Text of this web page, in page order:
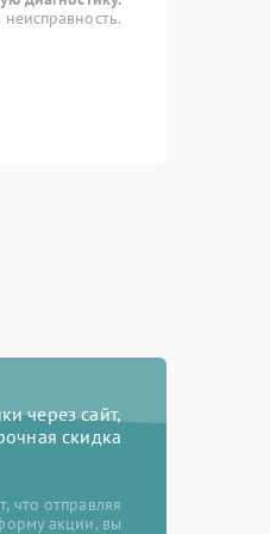
через сайт,
скидка
что отправляя
акции, вы